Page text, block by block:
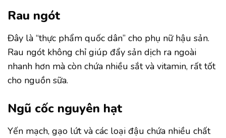
Rau ngót
Đây là “thực phẩm quốc dân” cho phụ nữ hậu sản.
Rau ngót không chỉ giúp đẩy sản dịch ra ngoài
nhanh hơn mà còn chứa nhiều sắt và vitamin, rất tốt
cho nguồn sữa.
Ngũ cốc nguyên hạt
Yến mạch, gạo lứt và các loại đậu chứa nhiều chất